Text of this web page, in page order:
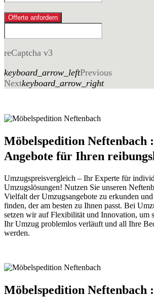
Offerte anfordern
reCaptcha v3
keyboard_arrow_leftPrevious
Nextkeyboard_arrow_right
Möbelspedition Neftenbach
Angebote für Ihren
Umzugspreisvergleich – Ihr Experte für
Umzugslösungen! Nutzen Sie unseren
Vielfalt der Umzugsangebote zu erkunden
finden, der am besten zu Ihnen passt. Bei
setzen wir auf Flexibilität und Innovation, um
Ihr Umzug problemlos verläuft und all Ihre
werden.
Möbelspedition Neftenbach